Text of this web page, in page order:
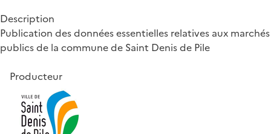
Description
Publication des données essentielles relatives aux marchés
publics de la commune de Saint Denis de Pile
Producteur